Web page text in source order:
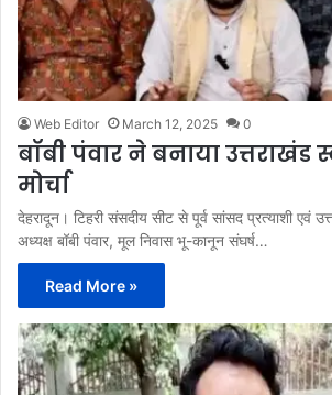
Web Editor March 12, 2025 0
बॉबी पंवार ने बनाया उत्तराखंड
मोर्चा
देहरादून। टिहरी संसदीय सीट से पूर्व सांसद प्रत्याशी एवं
अध्यक्ष बॉबी पंवार, मूल निवास भू-कानून संघर्ष…
Read More »